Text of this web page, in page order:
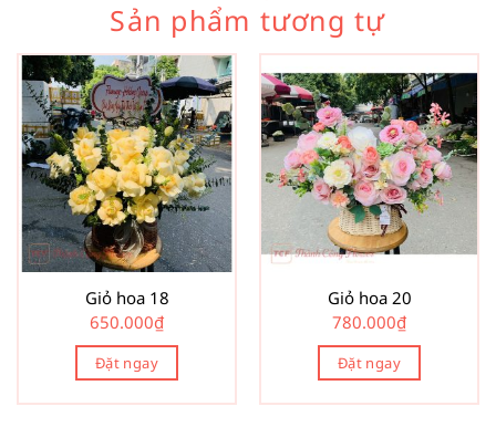
Sản phẩm tương tự
Giỏ hoa 18
650.000₫
Đặt ngay
Giỏ hoa 20
780.000₫
Đặt ngay